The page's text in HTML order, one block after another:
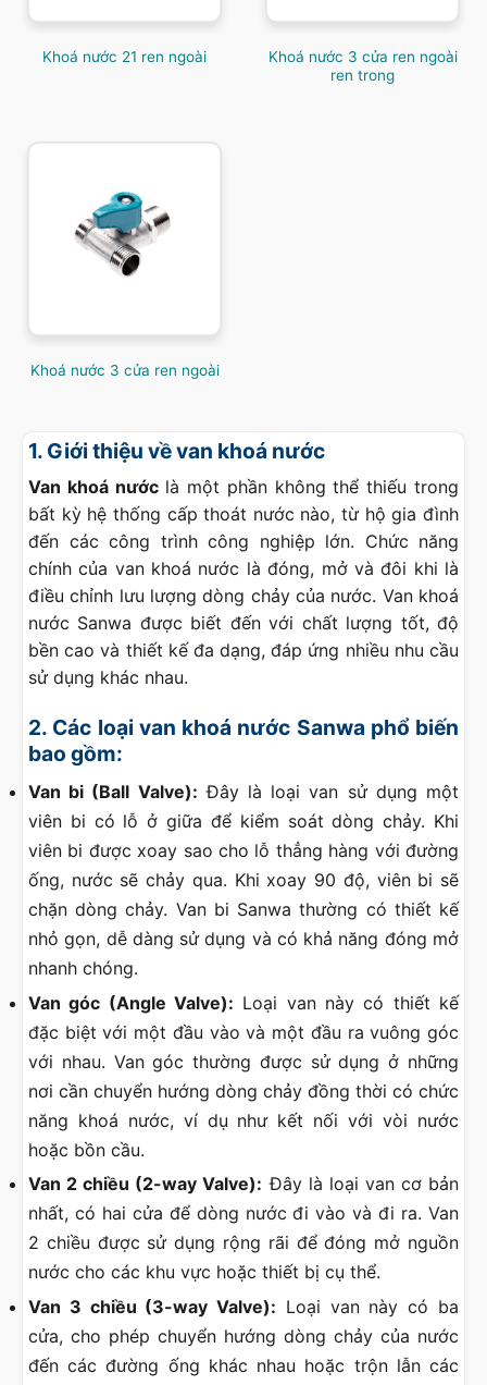
Khoá nước 21 ren ngoài
Khoá nước 3 cửa ren ngoài
ren trong
Khoá nước 3 cửa ren ngoài
1. Giới thiệu về van khoá nước
Van khoá nướclà một phần không thể thiếu trong
bất kỳ hệ thống cấp thoát nước nào, từ hộ gia đình
đến các công trình công nghiệp lớn. Chức năng
chính của van khoá nước là đóng, mở và đôi khi là
điều chỉnh lưu lượng dòng chảy của nước. Van khoá
nước Sanwa được biết đến với chất lượng tốt, độ
bền cao và thiết kế đa dạng, đáp ứng nhiều nhu cầu
sử dụng khác nhau.
2. Các loại van khoá nước Sanwa phổ biến
bao gồm:
Van bi (Ball Valve): Đây là loại van sử dụng một
viên bi có lỗ ở giữa để kiểm soát dòng chảy. Khi
viên bi được xoay sao cho lỗ thẳng hàng với đường
ống, nước sẽ chảy qua. Khi xoay 90 độ, viên bi sẽ
chặn dòng chảy. Van bi Sanwa thường có thiết kế
nhỏ gọn, dễ dàng sử dụng và có khả năng đóng mở
nhanh chóng.
Van góc (Angle Valve): Loại van này có thiết kế
đặc biệt với một đầu vào và một đầu ra vuông góc
với nhau. Van góc thường được sử dụng ở những
nơi cần chuyển hướng dòng chảy đồng thời có chức
năng khoá nước, ví dụ như kết nối với vòi nước
hoặc bồn cầu.
Van 2 chiều (2-way Valve): Đây là loại van cơ bản
nhất, có hai cửa để dòng nước đi vào và đi ra. Van
2 chiều được sử dụng rộng rãi để đóng mở nguồn
nước cho các khu vực hoặc thiết bị cụ thể.
Van 3 chiều (3-way Valve): Loại van này có ba
cửa, cho phép chuyển hướng dòng chảy của nước
đến các đường ống khác nhau hoặc trộn lẫn các